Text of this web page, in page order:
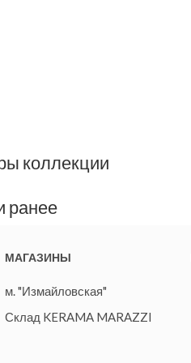
коллекции
ранее
МАГАЗИНЫ
м. "Измайловская"
Склад KERAMA MARAZZI